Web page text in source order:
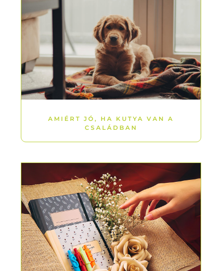
AMIÉRT JÓ, HA KUTYA VAN A
CSALÁDBAN